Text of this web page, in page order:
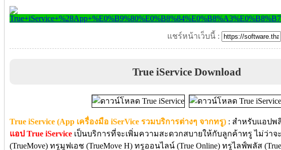
แชร์หน้าเว็บนี้ :
True iService Download
True iService (App เครื่องมือ iSerVice รวมบริการต่างๆ จากทรู) : สำหรับแอปพ
แอป True iService เป็นบริการที่จะเพิ่มความสะดวกสบายให้กับลูกค้าทรู ไม่ว่าจ
(TrueMove) ทรูมูฟเอช (TrueMove H) ทรูออนไลน์ (True Online) ทรูไลฟ์พลัส